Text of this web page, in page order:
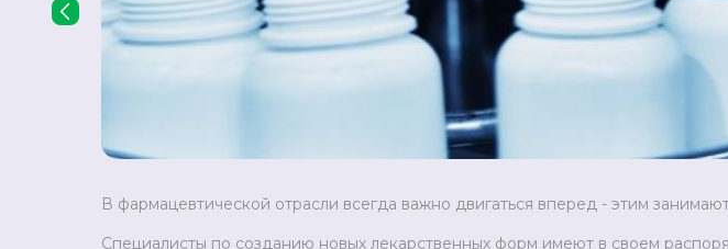
‹
В фармацевтической отрасли всегда важно двигаться вперед - этим
Специалисты по созданию новых лекарственных форм имеют в своем